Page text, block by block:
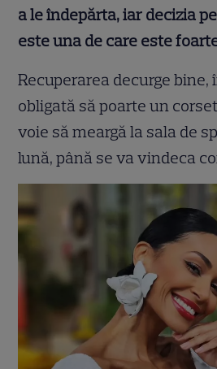
a le îndepărta, iar decizia
este una de care este
Recuperarea decurge bine,
obligată să poarte un
voie să meargă la sala de
lună, până se va vindeca